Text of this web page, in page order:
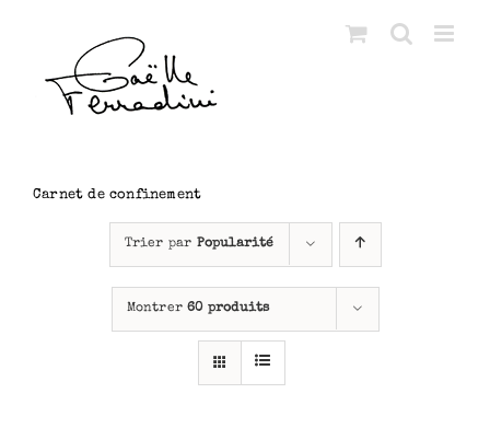
Carnet de confinement
Trier par Popularité
Montrer60 produits